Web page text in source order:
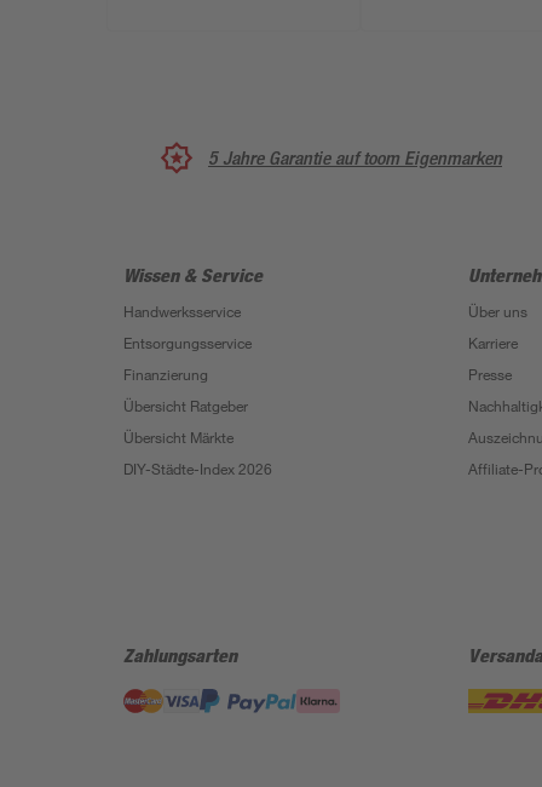
5 Jahre Garantie auf toom Eigenmarken
Wissen & Service
Handwerksservice
Entsorgungsservice
Finanzierung
Übersicht Ratgeber
Übersicht Märkte
DIY-Städte-Index 2026
Über uns
Karriere
Presse
Affiliate-
Zahlungsarten